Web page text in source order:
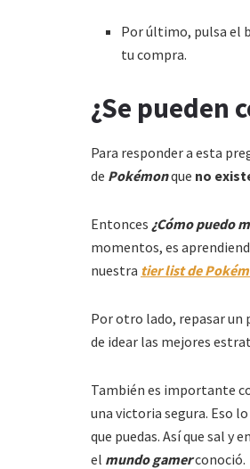
Por último, pulsa el
tu compra.
¿Se pueden
Para responder a esta
de Pokémonque no
Entonces ¿Cómo puedo
momentos, es
nuestra tier list de
Por otro lado, repasar un
de idear las mejores
También es importante
una victoria segura. Eso
que puedas. Así que sal y
el mundo gamerconoció.